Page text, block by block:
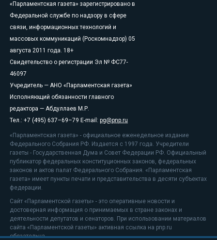
«Парламентская газета» зарегистрировано в
Федеральной службе по надзору в сфере
связи, информационных технологий и
массовых коммуникаций (Роскомнадзор) 05
августа 2011 года. 18+
Свидетельство о регистрации Эл № ФС77-
46097
Учредитель — АНО «Парламентская газета»
Исполняющий обязанности главного
редактора — Абдуллаев М.Р.
Тел.: +7 (495) 637–69–79 E-mail: pg@pnp.ru
«Парламентская газета» - официальное еженедельное издание
Федерального Собрания РФ. Издается с 1997 года. Учредители
газеты - Государственная Дума и Совет Федерации РФ. Официальный
публикатор федеральных конституционных законов, федеральных
законов и актов палат Федерального Собрания. «Парламентская
газета» имеет пункты печати и представительства в десяти субъектах
федерации.
Сайт «Парламентской газеты» - это оперативные новости и
достоверная информация о принимаемых в стране законах и
деятельности депутатов и сенаторов. При использовании материалов
сайта «Парламентской газеты» активная ссылка на pnp.ru
обязательна.